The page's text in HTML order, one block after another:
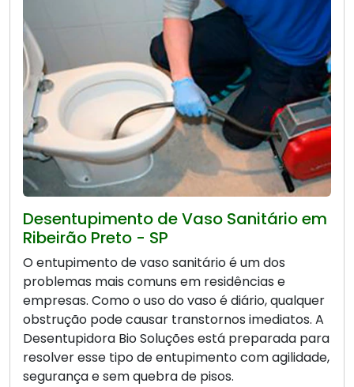
Desentupimento de Vaso Sanitário em
Ribeirão Preto - SP
O entupimento de vaso sanitário é um dos
problemas mais comuns em residências e
empresas. Como o uso do vaso é diário, qualquer
obstrução pode causar transtornos imediatos. A
Desentupidora Bio Soluções está preparada para
resolver esse tipo de entupimento com agilidade,
segurança e sem quebra de pisos.